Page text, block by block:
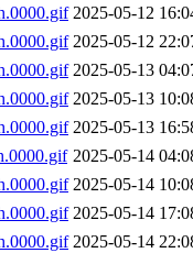
2025-05-12
2025-05-12
2025-05-13
2025-05-13
2025-05-13
2025-05-14
2025-05-14
2025-05-14
2025-05-14